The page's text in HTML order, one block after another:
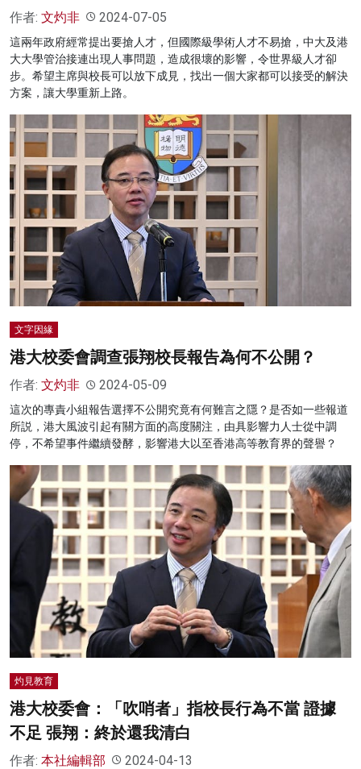
作者: 文灼非 2024-07-05
這兩年政府經常提出要搶人才，但國際級學術人才不易搶，中大及港
大大學管治接連出現人事問題，造成很壞的影響，令世界級人才卻
步。希望主席與校長可以放下成見，找出一個大家都可以接受的解決
方案，讓大學重新上路。
文字因緣
港大校委會調查張翔校長報告為何不公開？
作者: 文灼非 2024-05-09
這次的專責小組報告選擇不公開究竟有何難言之隱？是否如一些報道
所説，港大風波引起有關方面的高度關注，由具影響力人士從中調
停，不希望事件繼續發酵，影響港大以至香港高等教育界的聲譽？
灼見教育
港大校委會：「吹哨者」指校長行為不當 證據
不足 張翔：終於還我清白
作者: 本社編輯部 2024-04-13